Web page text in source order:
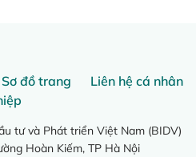
Sơ đồ trang
Liên hệ cá nhân
tư và Phát triển Việt Nam (BIDV)
Hoàn Kiếm, TP Hà Nội